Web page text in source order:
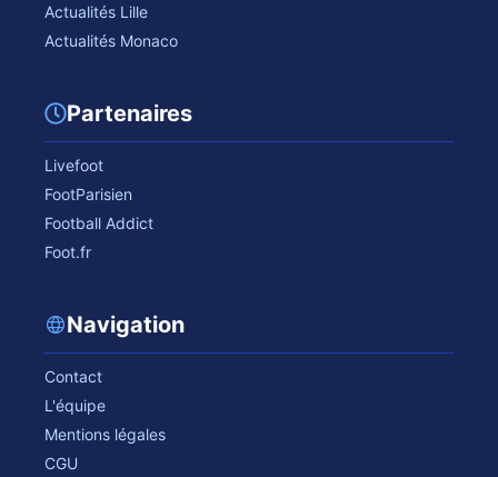
Actualités Lille
Actualités Monaco
Partenaires
Livefoot
FootParisien
Football Addict
Foot.fr
Navigation
Contact
L'équipe
Mentions légales
CGU